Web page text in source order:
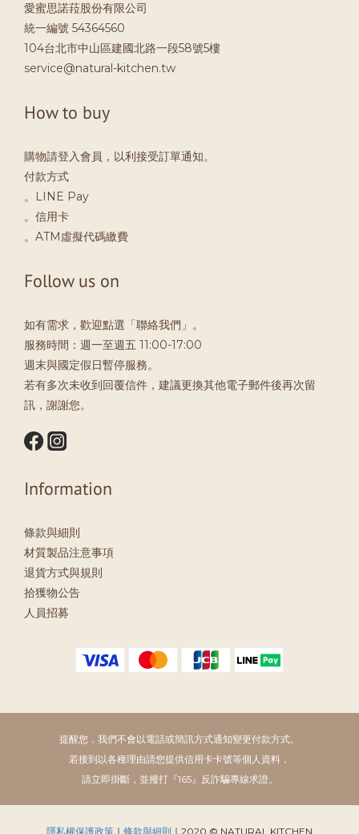
愛蜜思諾菈股份有限公司
統一編號 54364560
104台北市中山區建國北路一段58號5樓
service@natural-kitchen.tw
How to buy
購物請登入會員，以利接受訂單通知。
付款方式
。LINE Pay
。信用卡
。ATM虛擬代碼繳費
Follow us on
如有需求，歡迎點選「聯絡我們」。
服務時間：週一至週五 11:00-17:00
週末與國定假日暫停服務。
若有多次未收到回覆信件，建議更換其他電子郵件後再次留
訊，謝謝您。
Information
條款與細則
材質製品注意事項
退貨方式與規則
拾獲物公告
人員招募
提醒您，我們不會以電話或簡訊方式通知變更付款方式。
若接到以各種理由請您提供信用卡卡號等個人資料，
請立即掛斷，並撥打『165』反詐騙專線求證。
隱私權保護政策 ｜ 條款與細則 ｜2020 © NATURAL KITCHEN